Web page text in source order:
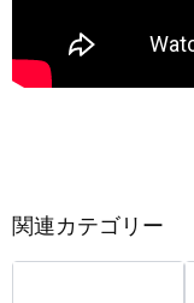
関連カテゴリー